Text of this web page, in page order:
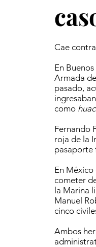
Cae
En
Armada
pasado,
como
Fernando
roja de la
pasaporte
En
cometer
la Marina
Manuel
cinco
Ambos